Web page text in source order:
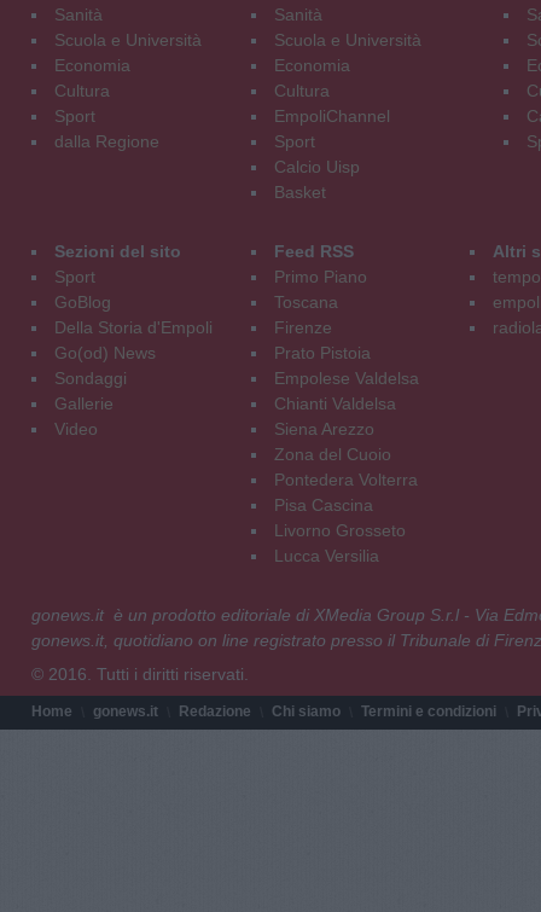
Sanità
Scuola e Università
Economia
Cultura
Sport
dalla Regione
Sanità
Scuola e Università
Economia
Cultura
EmpoliChannel
Sport
Calcio Uisp
Basket
Sezioni del sito
Sport
GoBlog
Della Storia d'Empoli
Go(od) News
Sondaggi
Gallerie
Video
Feed RSS
Primo Piano
Toscana
Firenze
Prato Pistoia
Empolese Valdelsa
Chianti Valdelsa
Siena Arezzo
Zona del Cuoio
Pontedera Volterra
Pisa Cascina
Livorno Grosseto
Lucca Versilia
Altri
gonews.it è un prodotto editoriale di XMedia Group S.r.l - Via
gonews.it, quotidiano on line registrato presso il Tribunale di
© 2016. Tutti i diritti riservati.
Home gonews.it Redazione Chi siamo Termini e condizioni